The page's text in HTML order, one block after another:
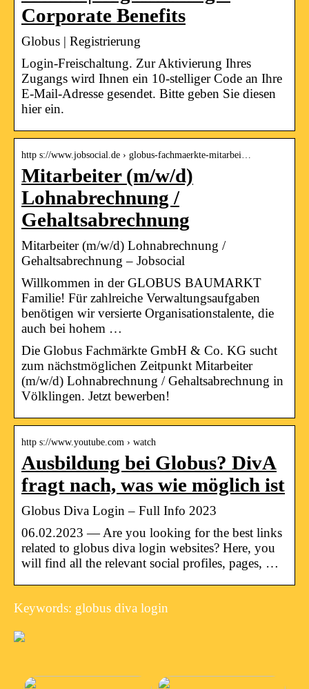
Corporate Benefits
Globus | Registrierung
Login-Freischaltung. Zur Aktivierung Ihres
Zugangs wird Ihnen ein 10-stelliger Code an Ihre
E-Mail-Adresse gesendet. Bitte geben Sie diesen
hier ein.
http s://www.jobsocial.de › globus-fachmaerkte-mitarbei…
Mitarbeiter (m/w/d)
Lohnabrechnung /
Gehaltsabrechnung
Mitarbeiter (m/w/d) Lohnabrechnung /
Gehaltsabrechnung – Jobsocial
Willkommen in der GLOBUS BAUMARKT
Familie! Für zahlreiche Verwaltungsaufgaben
benötigen wir versierte Organisationstalente, die
auch bei hohem …
Die Globus Fachmärkte GmbH & Co. KG sucht
zum nächstmöglichen Zeitpunkt Mitarbeiter
(m/w/d) Lohnabrechnung / Gehaltsabrechnung in
Völklingen. Jetzt bewerben!
http s://www.youtube.com › watch
Ausbildung bei Globus? DivA
fragt nach, was wie möglich ist
Globus Diva Login – Full Info 2023
06.02.2023 — Are you looking for the best links
related to globus diva login websites? Here, you
will find all the relevant social profiles, pages, …
Keywords: globus diva login